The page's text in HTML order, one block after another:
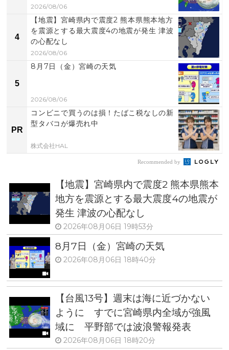
2026/08/06
4
【地震】宮崎県内で震度2 熊本県熊本地方
を震源とする最大震度4の地震が発生 津波
の心配なし
2026/08/06
5
8月7日（金）宮崎の天気
2026/08/06
PR
コンビニで買うのは損！たばこ税なしの新
型タバコが爆売れ中
株式会社HAL
Recommended by
【地震】宮崎県内で震度2 熊本県熊本
地方を震源とする最大震度4の地震が
発生 津波の心配なし
2026年08月06日 19時53分
8月7日（金）宮崎の天気
2026年08月06日 18時40分
【台風13号】週末は海に近づかない
ように すでに宮崎県内全域が強風
域に 平野部では波浪警報発表
2026年08月06日 18時20分